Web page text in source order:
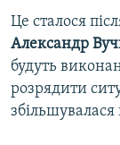
Це сталося
Александр
будуть
розрядити
збільшувалася